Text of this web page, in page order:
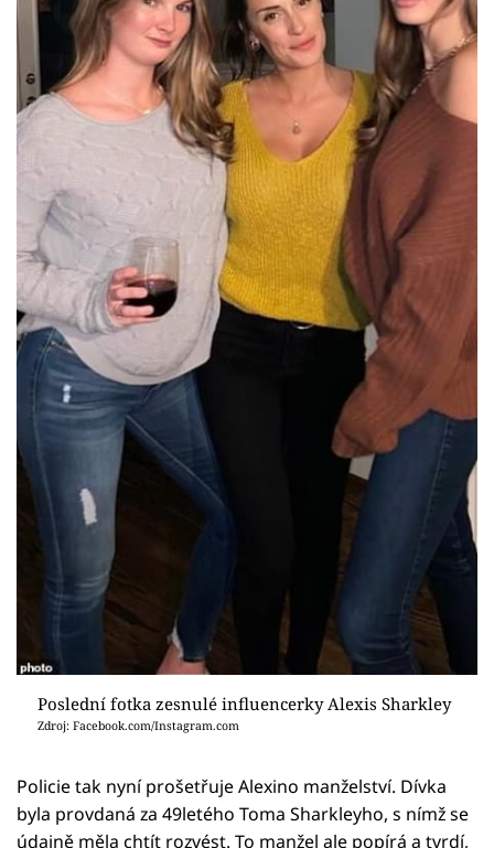
Poslední fotka zesnulé influencerky Alexis Sharkley
Zdroj: Facebook.com/Instagram.com
Policie tak nyní prošetřuje Alexino manželství. Dívka
byla provdaná za 49letého Toma Sharkleyho, s nímž se
údajně měla chtít rozvést. To manžel ale popírá a tvrdí,